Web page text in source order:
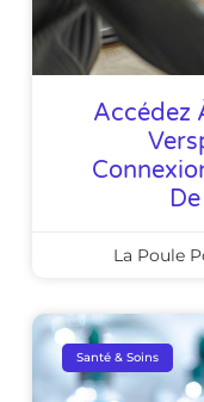
Accédez
La Poule
Santé & Soins